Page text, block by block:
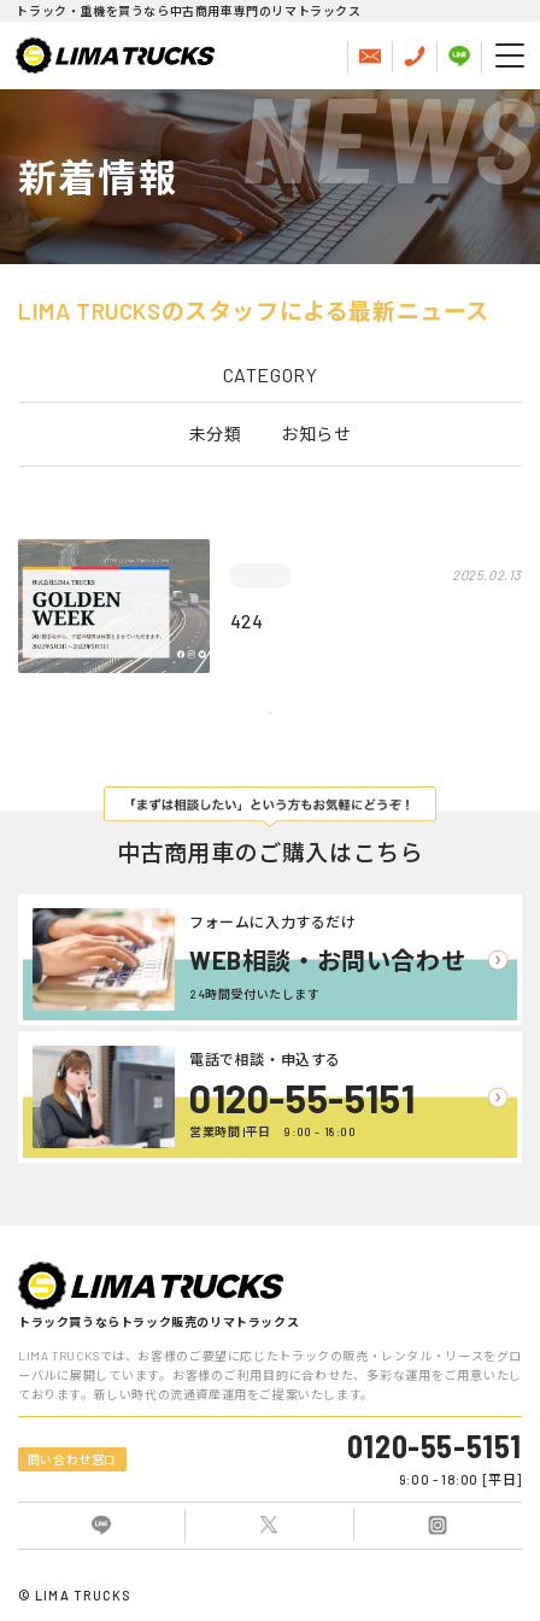
トラック・重機を買うなら中古商用車専門のリマトラックス
新着情報 NEWS
LIMA TRUCKSのスタッフによる最新ニュース
CATEGORY
未分類 お知らせ
2025.02.13
424
中古商用車のご購入はこちら
WEB相談・お問い合わせ
フォームに入力するだけ
24時間受付いたします
0120-55-5151
電話で相談・申込する
営業時間 |平日 9:00 - 18:00
トラック買うならトラック販売のリマトラックス
LIMA TRUCKSでは、お客様のご要望に応じたトラックの販売・レンタル・リースをグロ
ーバルに展開しています。お客様のご利用目的に合わせた、多彩な運用をご用意いたし
ております。新しい時代の流通資産運用をご提案いたします。
問い合わせ窓口 0120-55-5151
9:00 - 18:00 [平日]
© LIMA TRUCKS